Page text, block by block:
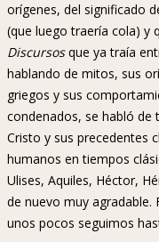
orígenes, del significado
(que luego traería cola) y
Discursosque ya traía
hablando de mitos, sus
griegos y sus
condenados, se habló
Cristo y sus precedentes
humanos en tiempos
Ulises, Aquiles, Héctor,
de nuevo muy
unos pocos seguimos